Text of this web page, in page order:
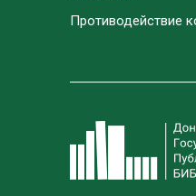
Противодействие